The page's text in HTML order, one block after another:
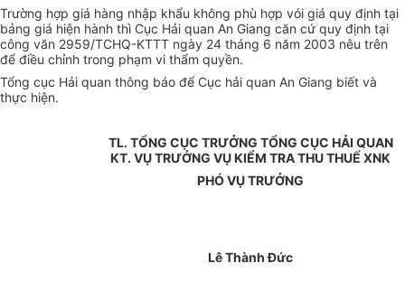
Trường hợp giá hàng nhập khẩu không phù hợp vói giá quy định tại
bảng giá hiện hành thì Cục Hải quan An Giang căn cứ quy định tại
công văn 2959/TCHQ-KTTT ngày 24 tháng 6 năm 2003 nêu trên
để điều chỉnh trong phạm vi thẩm quyền.
Tổng cục Hải quan thông báo để Cục hải quan An Giang biết và
thực hiện.
TL. TỔNG CỤC TRƯỞNG TỔNG CỤC HẢI QUAN
KT. VỤ TRƯỞNG VỤ KIỂM TRA THU THUẾ XNK
PHÓ VỤ TRƯỞNG
Lê Thành Đức